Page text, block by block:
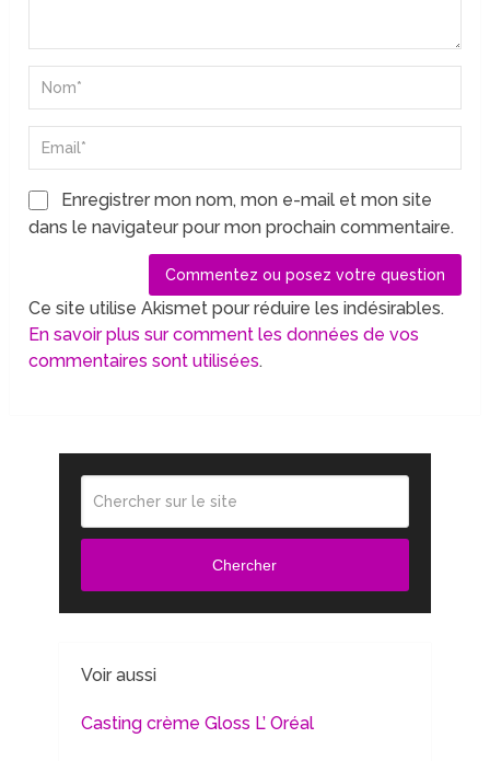
Enregistrer mon nom, mon e-mail et mon site
dans le navigateur pour mon prochain commentaire.
Ce site utilise Akismet pour réduire les indésirables.
En savoir plus sur comment les données de vos
commentaires sont utilisées.
Chercher
Voir aussi
Casting crème Gloss L’ Oréal